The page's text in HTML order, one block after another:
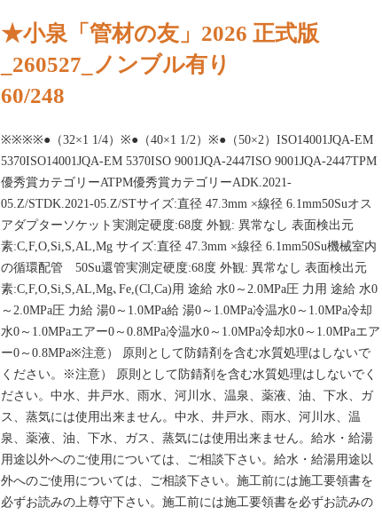
★小泉「管材の友」2026 正式版
_260527_ノンブル有り
60/248
※※※※●（32×1 1/4）※●（40×1 1/2）※●（50×2）ISO14001JQA-EM
5370ISO14001JQA-EM 5370ISO 9001JQA-2447ISO 9001JQA-2447TPM
優秀賞カテゴリーATPM優秀賞カテゴリーADK.2021-
05.Z/STDK.2021-05.Z/STサイズ:直径 47.3mm ×線径 6.1mm50Suオス
アダプターソケット実測定硬度:68度 外観: 異常なし 表面検出元
素:C,F,O,Si,S,AL,Mg サイズ:直径 47.3mm ×線径 6.1mm50Su機械室内
の循環配管 50Su還管実測定硬度:68度 外観: 異常なし 表面検出元
素:C,F,O,Si,S,AL,Mg､Fe,(Cl,Ca)用 途給 水0～2.0MPa圧 力用 途給 水0
～2.0MPa圧 力給 湯0～1.0MPa給 湯0～1.0MPa冷温水0～1.0MPa冷却
水0～1.0MPaエアー0～0.8MPa冷温水0～1.0MPa冷却水0～1.0MPaエア
ー0～0.8MPa※注意） 原則として防錆剤を含む水質処理はしないで
ください。※注意） 原則として防錆剤を含む水質処理はしないでく
ださい。中水、井戸水、雨水、河川水、温泉、薬液、油、下水、ガ
ス、蒸気には使用出来ません。中水、井戸水、雨水、河川水、温
泉、薬液、油、下水、ガス、蒸気には使用出来ません。給水・給湯
用途以外へのご使用については、ご相談下さい。給水・給湯用途以
外へのご使用については、ご相談下さい。施工前には施工要領書を
必ずお読みの上尊守下さい。施工前には施工要領書を必ずお読みの